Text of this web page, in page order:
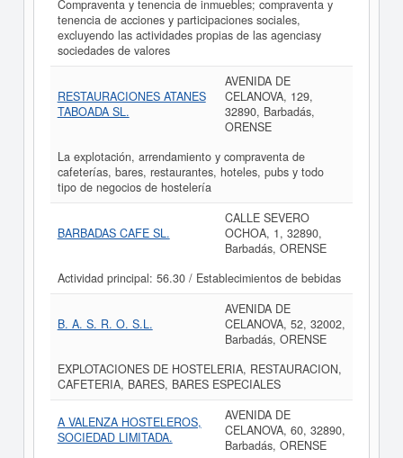
Compraventa y tenencia de inmuebles; compraventa y
tenencia de acciones y participaciones sociales,
excluyendo las actividades propias de las agenciasy
sociedades de valores
RESTAURACIONES ATANES
TABOADA SL.
AVENIDA DE
CELANOVA, 129,
32890, Barbadás,
ORENSE
La explotación, arrendamiento y compraventa de
cafeterías, bares, restaurantes, hoteles, pubs y todo
tipo de negocios de hostelería
BARBADAS CAFE SL.
CALLE SEVERO
OCHOA, 1, 32890,
Barbadás, ORENSE
Actividad principal: 56.30 / Establecimientos de bebidas
B. A. S. R. O. S.L.
AVENIDA DE
CELANOVA, 52, 32002,
Barbadás, ORENSE
EXPLOTACIONES DE HOSTELERIA, RESTAURACION,
CAFETERIA, BARES, BARES ESPECIALES
A VALENZA HOSTELEROS,
SOCIEDAD LIMITADA.
AVENIDA DE
CELANOVA, 60, 32890,
Barbadás, ORENSE